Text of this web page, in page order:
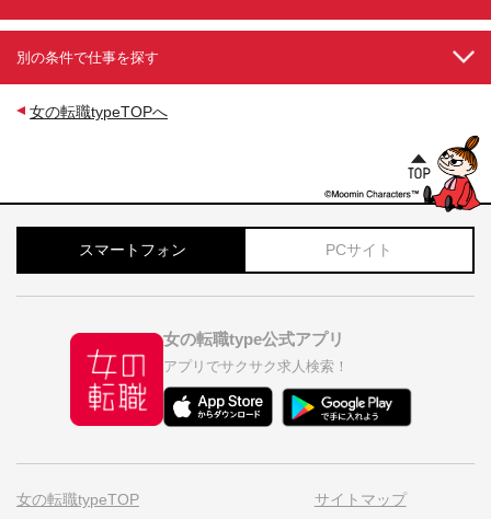
別の条件で仕事を探す
女の転職typeTOPへ
スマートフォン PCサイト
女の転職type公式アプリ
アプリでサクサク求人検索！
女の転職typeTOP
サイトマップ